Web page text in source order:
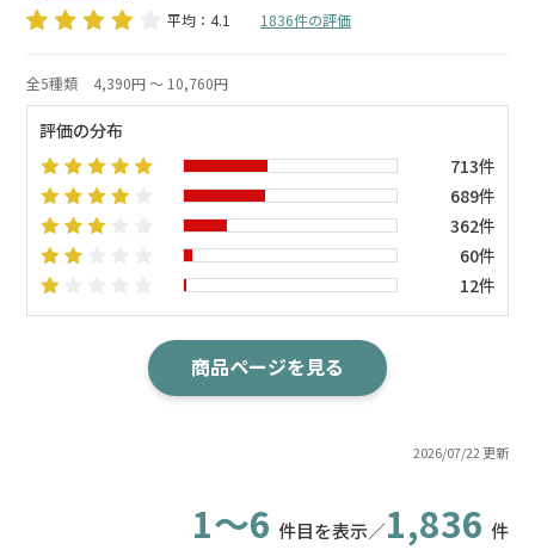
平均：4.1 1836件の評価
2026/07/22 更新
全5種類 4,390円 ～ 10,760円
評価の分布
713件
689件
362件
60件
12件
商品ページを見る
1～6 件目を表示／1,836 件